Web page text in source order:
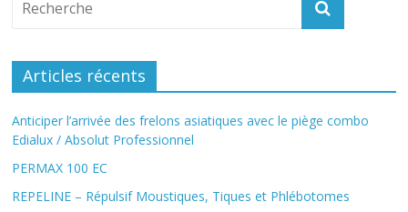
Articles récents
Anticiper l’arrivée des frelons asiatiques avec le piège combo
Edialux / Absolut Professionnel
PERMAX 100 EC
REPELINE – Répulsif Moustiques, Tiques et Phlébotomes